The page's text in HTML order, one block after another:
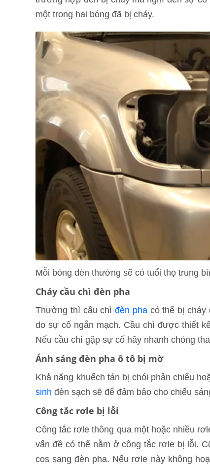
một trong hai bóng đã bị cháy.
Mỗi bóng đèn thường sẽ có tuổi thọ trung
Cháy cầu chì đèn pha
Thường thì cầu chìđèn phacó thể bị cháy
do sự cố ngắn mạch. Cầu chì được thiết
Nếu cầu chì gặp sự cố hãy nhanh chóng
Ánh sáng đèn pha ô tô bị mờ
Khả năng khuếch tán bị chói phản chiếu
sinh đèn sạch sẽ để đảm bảo cho chiếu
Công tắc rơle bị lỗi
Công tắc rơle thông qua một hoặc nhiều
vấn đề có thể nằm ở công tắc rơle bị lỗi.
cos sang đèn pha. Nếu rơle này không